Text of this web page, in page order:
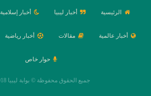
الرئيسية أخبار ليبيا أخبار إسلامية
أخبار عالمية مقالات أخبار رياضية
حوار خاص
جميع الحقوق محفوظة © بوابة ليبيا 2018.